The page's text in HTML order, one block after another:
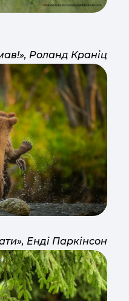
Роланд Краніц
Енді Паркінсон